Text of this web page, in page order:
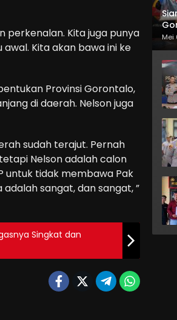
perkenalan. Kita juga punya
awal. Kita akan bawa ini ke
Provinsi Gorontalo,
di daerah. Nelson juga
sudah terajut. Pernah
Nelson adalah calon
untuk tidak membawa Pak
sangat, dan sangat, ”
Singkat dan
Mei